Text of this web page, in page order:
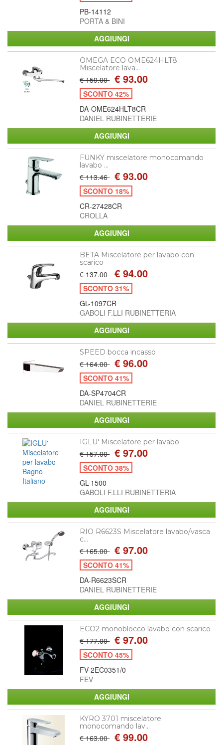
PB-14112
PORTA & BINI
OMEGA ECO OME624HLT8
Miscelatore lava...
€ 159.00 € 93.00
SCONTO 42%
DA-OME624HLT8CR
DANIEL RUBINETTERIE
FUNKY miscelatore monocomando
lavabo ...
€ 113.46 € 93.00
SCONTO 18%
CR-27428CR
CROLLA
BETA Miscelatore per lavabo con
scarico
€ 137.00 € 94.00
SCONTO 31%
GL-1097CR
GABOLI F.LLI RUBINETTERIA
SPEED bocca incasso
€ 164.00 € 96.00
SCONTO 41%
DA-SP4704CR
DANIEL RUBINETTERIE
IGLU' Miscelatore per lavabo
€ 157.00 € 97.00
SCONTO 38%
GL-1500
GABOLI F.LLI RUBINETTERIA
RIO R6623S Miscelatore lavabo/vasca
c...
€ 165.00 € 97.00
SCONTO 41%
DA-R6623SCR
DANIEL RUBINETTERIE
ECO2 monoblocco lavabo con scarico
€ 177.00 € 97.00
SCONTO 45%
FV-2EC0351/0
FEV
KYRO 3701 miscelatore
monocomando lav...
€ 163.00 € 99.00